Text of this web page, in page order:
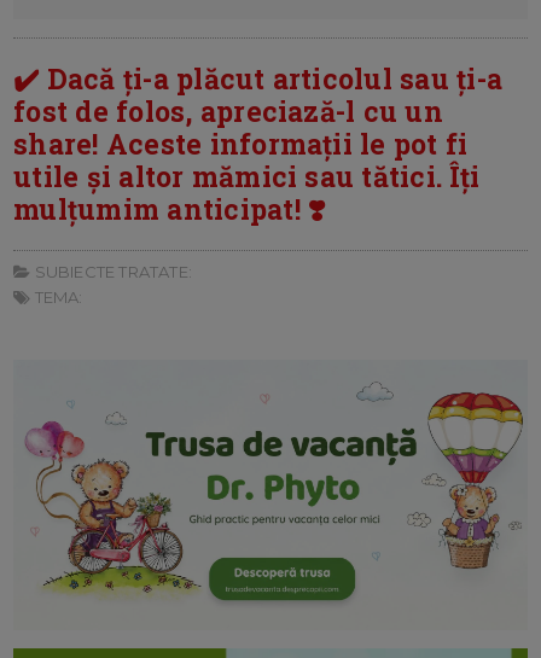
✔️ Dacă ți-a plăcut articolul sau ți-a
fost de folos, apreciază-l cu un
share! Aceste informații le pot fi
utile și altor mămici sau tătici. Îți
mulțumim anticipat! ❣️
SUBIECTE TRATATE:
TEMA: